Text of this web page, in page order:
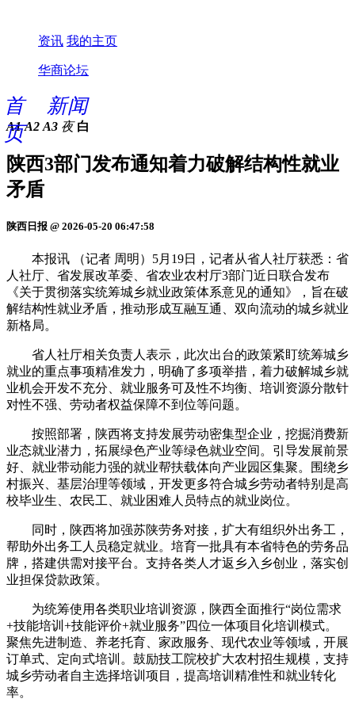
资讯 我的主页
华商论坛
首
页
新闻
A1 A2 A3 夜 白
陕西3部门发布通知着力破解结构性就业
矛盾
陕西日报 @ 2026-05-20 06:47:58
本报讯 （记者 周明）5月19日，记者从省人社厅获悉：省
人社厅、省发展改革委、省农业农村厅3部门近日联合发布
《关于贯彻落实统筹城乡就业政策体系意见的通知》，旨在破
解结构性就业矛盾，推动形成互融互通、双向流动的城乡就业
新格局。
省人社厅相关负责人表示，此次出台的政策紧盯统筹城乡
就业的重点事项精准发力，明确了多项举措，着力破解城乡就
业机会开发不充分、就业服务可及性不均衡、培训资源分散针
对性不强、劳动者权益保障不到位等问题。
按照部署，陕西将支持发展劳动密集型企业，挖掘消费新
业态就业潜力，拓展绿色产业等绿色就业空间。引导发展前景
好、就业带动能力强的就业帮扶载体向产业园区集聚。围绕乡
村振兴、基层治理等领域，开发更多符合城乡劳动者特别是高
校毕业生、农民工、就业困难人员特点的就业岗位。
同时，陕西将加强苏陕劳务对接，扩大有组织外出务工，
帮助外出务工人员稳定就业。培育一批具有本省特色的劳务品
牌，搭建供需对接平台。支持各类人才返乡入乡创业，落实创
业担保贷款政策。
为统筹使用各类职业培训资源，陕西全面推行“岗位需求
+技能培训+技能评价+就业服务”四位一体项目化培训模式。
聚焦先进制造、养老托育、家政服务、现代农业等领域，开展
订单式、定向式培训。鼓励技工院校扩大农村招生规模，支持
城乡劳动者自主选择培训项目，提高培训精准性和就业转化
率。